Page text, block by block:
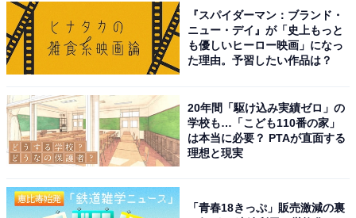
横浜市内産の花苗を会場内の9割に活用（2022年3月30日撮影）
展望デッキからは大花壇が一望でき、散策路が整備され
『スパイダーマン：ブランド・
ニュー・デイ』が「史上もっと
も優しいヒーロー映画」になっ
た理由。予習したい作品は？
20年間「駆け込み実績ゼロ」の
学校も…「こども110番の家」
は本当に必要？ PTAが直面する
理想と現実
「青春18きっぷ」販売激減の裏